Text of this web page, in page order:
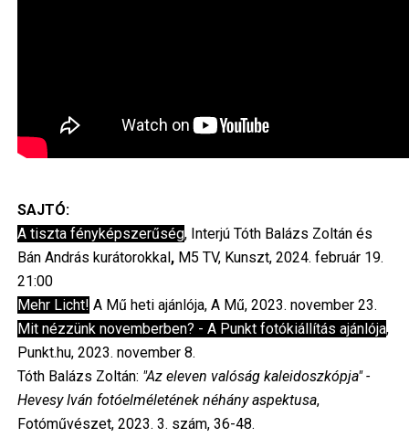
SAJTÓ:
A tiszta fényképszerűség, Interjú Tóth Balázs Zoltán és
Bán András kurátorokkal,M5 TV, Kunszt, 2024. február 19.
21:00
Mehr Licht! A Mű heti ajánlója, A Mű, 2023. november 23.
Mit nézzünk novemberben? - A Punkt fotókiállítás ajánlója,
Punkt.hu, 2023. november 8.
Tóth Balázs Zoltán: "Az eleven valóság kaleidoszkópja" -
Hevesy Iván fotóelméletének néhány aspektusa,
Fotóművészet, 2023. 3. szám, 36-48.